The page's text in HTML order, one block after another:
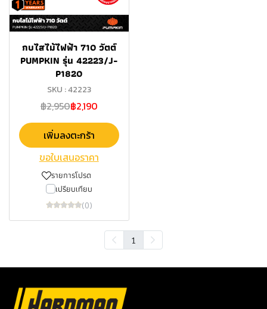
กบไสไม้ไฟฟ้า 710 วัตต์
PUMPKIN รุ่น 42223/J-
P1820
SKU : 42223
฿2,950฿2,190
เพิ่มลงตะกร้า
ขอใบเสนอราคา
รายการโปรด
เปรียบเทียบ
(0)
1